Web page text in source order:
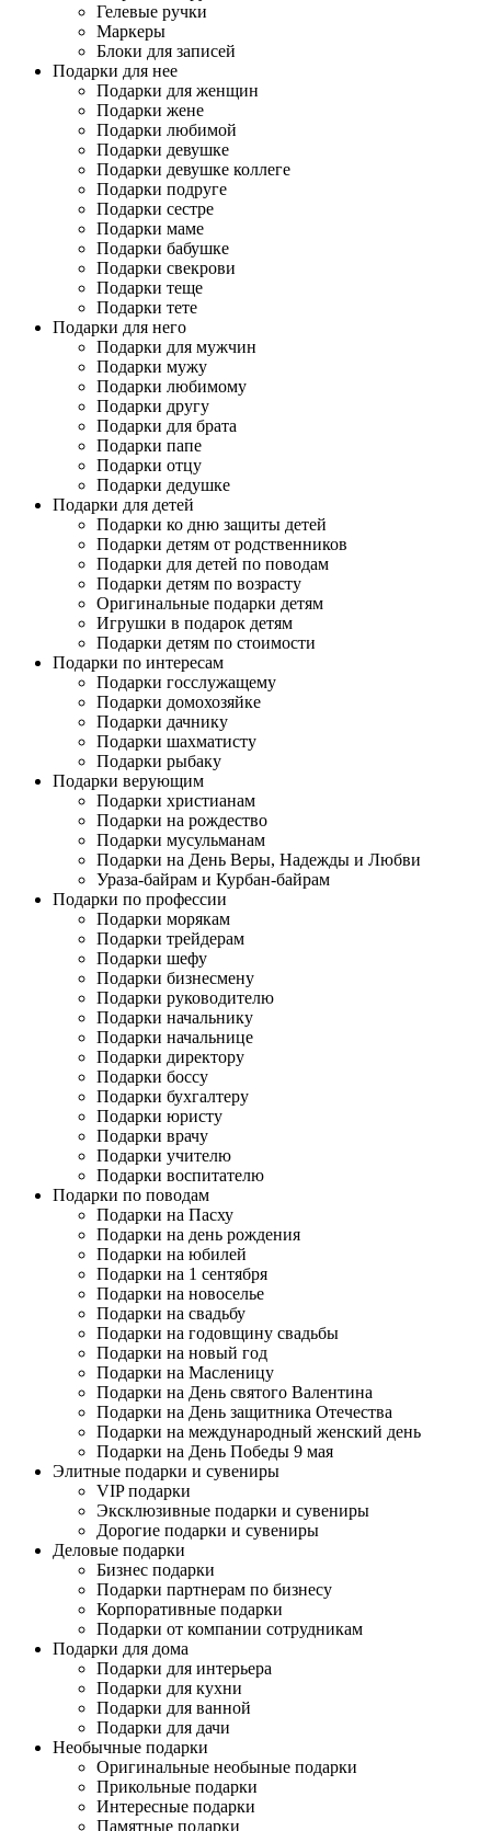
Гелевые ручки
Маркеры
Блоки для записей
Подарки для нее
Подарки для женщин
Подарки жене
Подарки любимой
Подарки девушке
Подарки девушке коллеге
Подарки подруге
Подарки сестре
Подарки маме
Подарки бабушке
Подарки свекрови
Подарки теще
Подарки тете
Подарки для него
Подарки для мужчин
Подарки мужу
Подарки любимому
Подарки другу
Подарки для брата
Подарки папе
Подарки отцу
Подарки дедушке
Подарки для детей
Подарки ко дню защиты детей
Подарки детям от родственников
Подарки для детей по поводам
Подарки детям по возрасту
Оригинальные подарки детям
Игрушки в подарок детям
Подарки детям по стоимости
Подарки по интересам
Подарки госслужащему
Подарки домохозяйке
Подарки дачнику
Подарки шахматисту
Подарки рыбаку
Подарки верующим
Подарки христианам
Подарки на рождество
Подарки мусульманам
Подарки на День Веры, Надежды и Любви
Ураза-байрам и Курбан-байрам
Подарки по профессии
Подарки морякам
Подарки трейдерам
Подарки шефу
Подарки бизнесмену
Подарки руководителю
Подарки начальнику
Подарки начальнице
Подарки директору
Подарки боссу
Подарки бухгалтеру
Подарки юристу
Подарки врачу
Подарки учителю
Подарки воспитателю
Подарки по поводам
Подарки на Пасху
Подарки на день рождения
Подарки на юбилей
Подарки на 1 сентября
Подарки на новоселье
Подарки на свадьбу
Подарки на годовщину свадьбы
Подарки на новый год
Подарки на Масленицу
Подарки на День святого Валентина
Подарки на День защитника Отечества
Подарки на международный женский день
Подарки на День Победы 9 мая
Элитные подарки и сувениры
VIP подарки
Эксклюзивные подарки и сувениры
Дорогие подарки и сувениры
Деловые подарки
Бизнес подарки
Подарки партнерам по бизнесу
Корпоративные подарки
Подарки от компании сотрудникам
Подарки для дома
Подарки для интерьера
Подарки для кухни
Подарки для ванной
Подарки для дачи
Необычные подарки
Оригинальные необыные подарки
Прикольные подарки
Интересные подарки
Памятные подарки